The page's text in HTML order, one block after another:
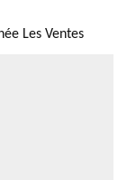
Les Ventes